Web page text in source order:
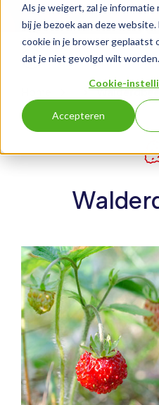
Als je weigert, zal je
bij je bezoek aan deze
cookie in je browser geplaatst
dat je niet gevolgd wilt worden.
Cookie-
Accepteren